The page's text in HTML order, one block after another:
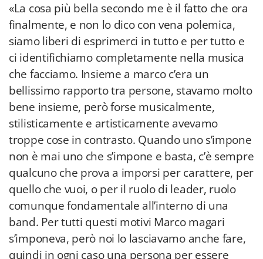
«La cosa più bella secondo me è il fatto che ora
finalmente, e non lo dico con vena polemica,
siamo liberi di esprimerci in tutto e per tutto e
ci identifichiamo completamente nella musica
che facciamo. Insieme a marco c’era un
bellissimo rapporto tra persone, stavamo molto
bene insieme, però forse musicalmente,
stilisticamente e artisticamente avevamo
troppe cose in contrasto. Quando uno s’impone
non è mai uno che s’impone e basta, c’è sempre
qualcuno che prova a imporsi per carattere, per
quello che vuoi, o per il ruolo di leader, ruolo
comunque fondamentale all’interno di una
band. Per tutti questi motivi Marco magari
s’imponeva, però noi lo lasciavamo anche fare,
quindi in ogni caso una persona per essere